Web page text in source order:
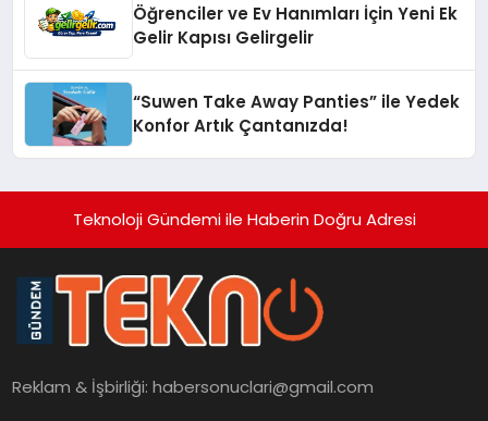
Öğrenciler ve Ev Hanımları İçin Yeni Ek
Gelir Kapısı Gelirgelir
“Suwen Take Away Panties” ile Yedek
Konfor Artık Çantanızda!
Teknoloji Gündemi ile Haberin Doğru Adresi
Reklam & İşbirliği:habersonuclari@gmail.com